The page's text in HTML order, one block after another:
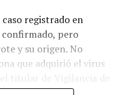
registrado en
confirmado, pero
y su origen. No
que adquirió el virus